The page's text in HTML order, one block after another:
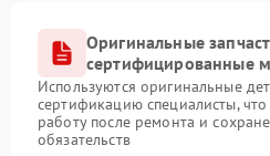
Оригинальные
сертифицированные
Используются оригинальные
сертификацию специалисты,
работу после ремонта и
обязательств